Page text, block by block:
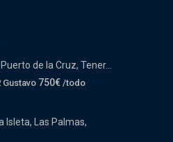
de la Cruz, Tener...
Gustavo 750€ /todo
Isleta, Las Palmas,